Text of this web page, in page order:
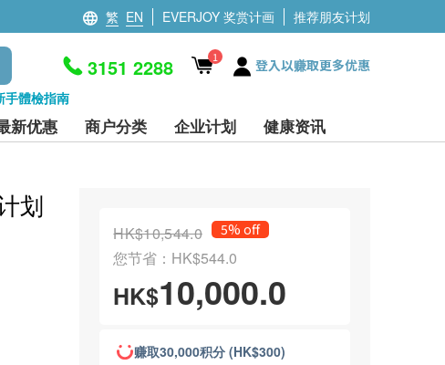
繁 EN EVERJOY 奖赏计画 推荐朋友计划
手體檢指南
3151 2288 1 登入以赚取更多优惠
新优惠 商户分类 企业计划 健康资讯
划
HK$10,544.0 5% off
您节省：HK$544.0
HK$10,000.0
赚取30,000积分 (HK$300)